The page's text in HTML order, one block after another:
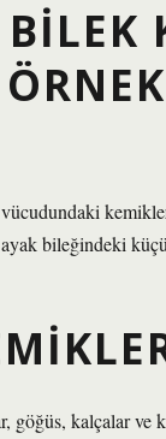
bileğindeki
göğüs, kalçalar